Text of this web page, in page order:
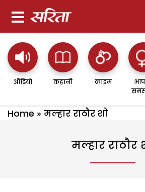
ऑडियो कहानी क्राइम
Home » मल्हार राठौर शो
मल्हार राठौर